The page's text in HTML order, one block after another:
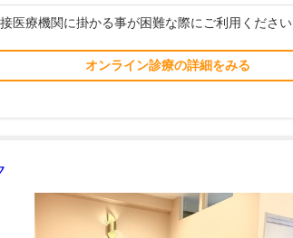
医療機関に掛かる事が困難な際にご利用ください
オンライン診療の詳細をみる